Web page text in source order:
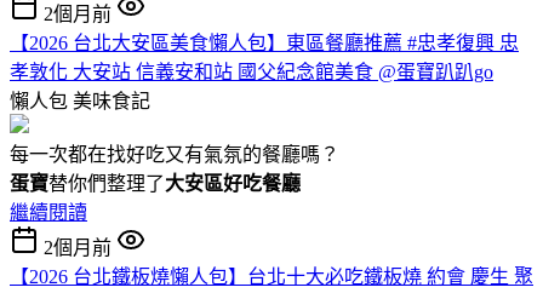
2個月前
【2026 台北大安區美食懶人包】東區餐廳推薦 #忠孝復興 忠
孝敦化 大安站 信義安和站 國父紀念館美食 @蛋寶趴趴go
懶人包 美味食記
每一次都在找好吃又有氣氛的餐廳嗎？
蛋寶替你們整理了大安區好吃餐廳
繼續閱讀
2個月前
【2026 台北鐵板燒懶人包】台北十大必吃鐵板燒 約會 慶生 聚